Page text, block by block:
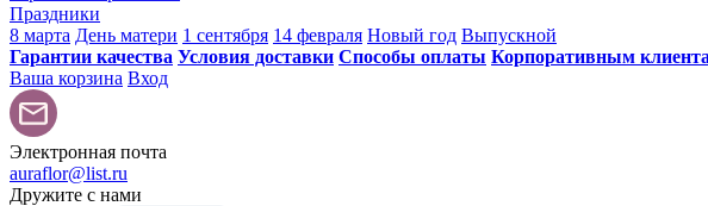
Праздники
8 марта День матери 1 сентября 14 февраля Новый год Выпускной
Гарантии качества Условия доставки Способы оплаты Корпоративным
Ваша корзина Вход
Электронная почта
auraflor@list.ru
Дружите с нами